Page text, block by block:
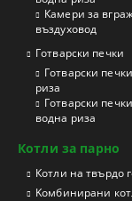
Камери за
въздуховод
Готварски печки
Готварски
риза
Готварски
водна риза
Котли за парно
Котли на твърдо
Kомбинирани